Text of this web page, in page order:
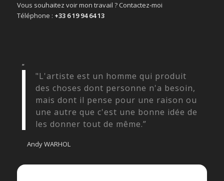
Vous souhaitez voir mon travail ? Contactez-moi
Téléphone : +33 6 19 94 64 13
“
"L'artiste est un homme qui produit
des choses dont personne n'a besoin,
mais dont il pense pour une raison ou
une autre que c'est une bonne idée de
les donner tout de même.”
Andy WARHOL